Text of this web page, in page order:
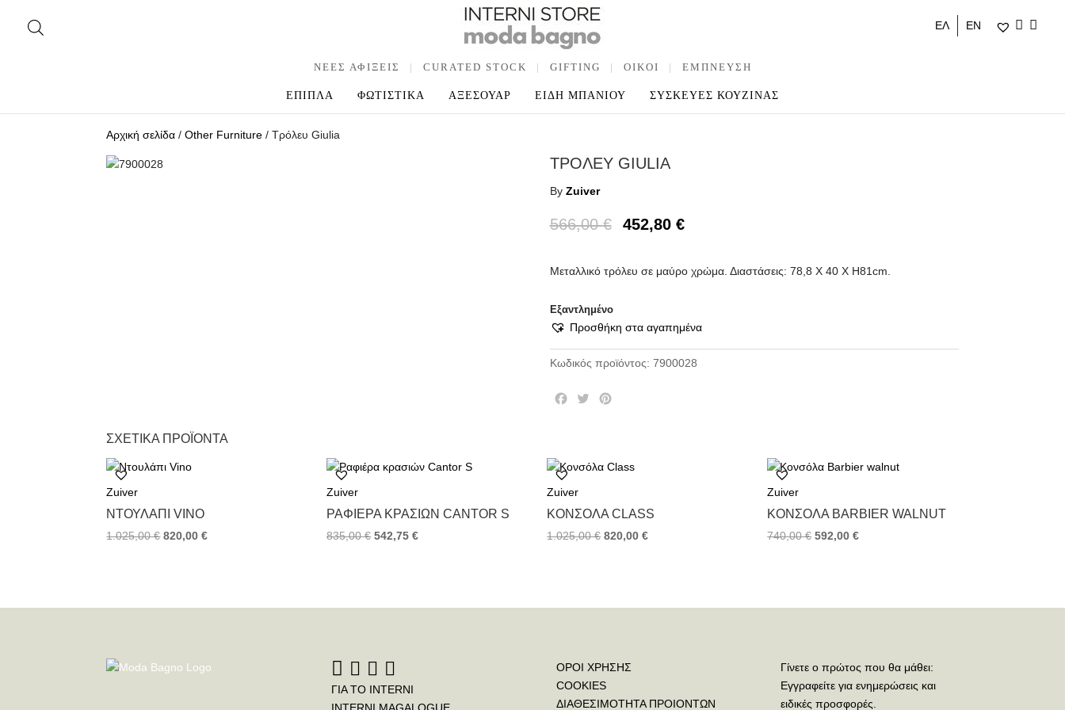
ΕΛ ΕΝ
ΝΕΕΣ ΑΦΙΞΕΙΣ | CURATED STOCK | GIFTING | OIKOI | ΕΜΠΝΕΥΣΗ
ΕΠΙΠΛΑ ΦΩΤΙΣΤΙΚΑ ΑΞΕΣΟΥΑΡ ΕΙΔΗ ΜΠΑΝΙΟΥ ΣΥΣΚΕΥΕΣ ΚΟΥΖΙΝΑΣ
Αρχική σελίδα /Other Furniture / Τρόλευ Giulia
ΤΡΟΛΕΥ GIULIA
By Zuiver
566,00€ 452,80 €
Μεταλλικό τρόλευ σε μαύρο χρώμα. Διαστάσεις: 78,8 X 40 X H81cm.
Εξαντλημένο
Προσθήκη στα αγαπημένα
Κωδικός προϊόντος: 7900028
o
k
t
e
s
ΣΧΕΤΙΚΆ ΠΡΟΪΌΝΤΑ
Zuiver
ΝΤΟΥΛΆΠΙ VINO
1.025,00€ 820,00€
Zuiver
ΡΑΦΙΈΡΑ ΚΡΑΣΙΏΝ CANTOR S
835,00€ 542,75€
Zuiver
ΚΟΝΣΌΛΑ CLASS
1.025,00€ 820,00€
Zuiver
ΚΟΝΣΌΛΑ BARBIER WALNUT
740,00€ 592,00€
ΓΙΑ ΤΟ INTERNI
ΟΡΟΙ ΧΡΗΣΗΣ
COOKIES
ΔΙΑΘΕΣΙΜΟΤΗΤΑ ΠΡΟΙΟΝΤΩΝ
Γίνετε ο πρώτος που θα μάθει:
Εγγραφείτε για ενημερώσεις και
ειδικές προσφορές.